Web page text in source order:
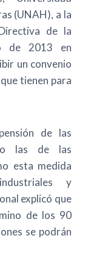
(UNAH), a la
de la
de 2013 en
un convenio
tienen para
de las
las de las
esta medida
y
explicó que
de los 90
se podrán